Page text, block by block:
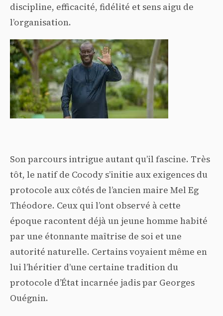
discipline, efficacité, fidélité et sens aigu de
l’organisation.
Son parcours intrigue autant qu’il fascine. Très
tôt, le natif de Cocody s’initie aux exigences du
protocole aux côtés de l’ancien maire Mel Eg
Théodore. Ceux qui l’ont observé à cette
époque racontent déjà un jeune homme habité
par une étonnante maîtrise de soi et une
autorité naturelle. Certains voyaient même en
lui l’héritier d’une certaine tradition du
protocole d’État incarnée jadis par Georges
Ouégnin.